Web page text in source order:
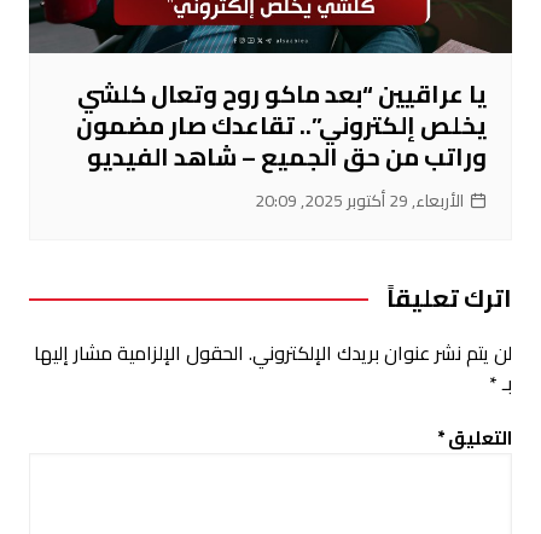
يا عراقيين “بعد ماكو روح وتعال كلشي
يخلص إلكتروني”.. تقاعدك صار مضمون
وراتب من حق الجميع – شاهد الفيديو
الأربعاء, 29 أكتوبر 2025, 20:09
اترك تعليقاً
لن يتم نشر عنوان بريدك الإلكتروني. الحقول الإلزامية مشار إليها
بـ*
التعليق*